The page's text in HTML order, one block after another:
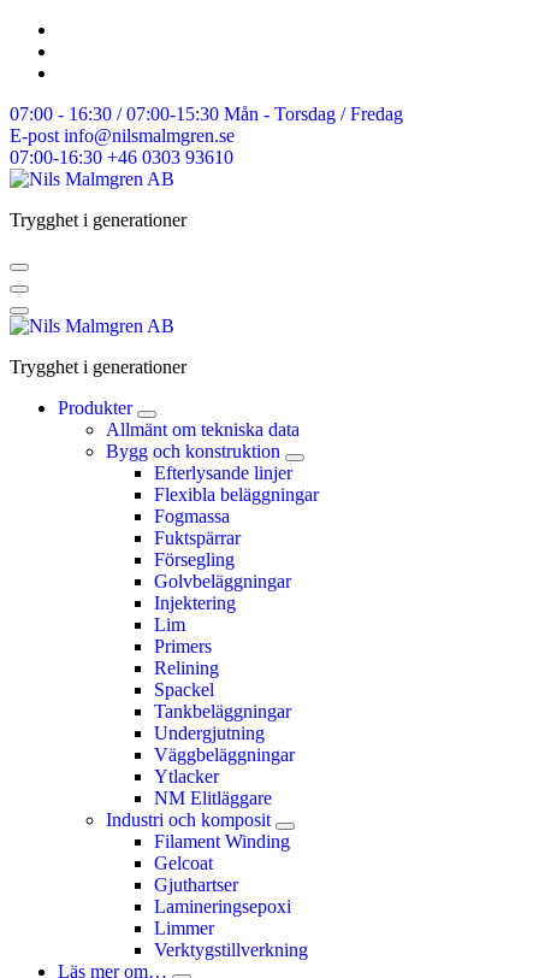
Skip
content
07:00 - 16:30 / 07:00-15:30 Mån - Torsdag / Fredag
E-post info@nilsmalmgren.se
07:00-16:30 +46 0303 93610
Trygghet i generationer
Trygghet i generationer
Produkter
Allmänt om tekniska data
Bygg och konstruktion
Efterlysande linjer
Flexibla beläggningar
Fogmassa
Fuktspärrar
Försegling
Golvbeläggningar
Injektering
Lim
Primers
Relining
Spackel
Tankbeläggningar
Undergjutning
Väggbeläggningar
Ytlacker
NM Elitläggare
Industri och komposit
Filament Winding
Gelcoat
Gjuthartser
Lamineringsepoxi
Limmer
Verktygstillverkning
Läs mer om…